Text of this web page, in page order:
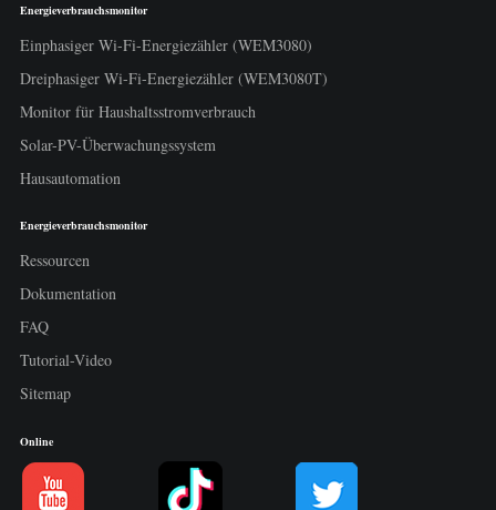
Energieverbrauchsmonitor
Einphasiger Wi-Fi-Energiezähler (WEM3080)
Dreiphasiger Wi-Fi-Energiezähler (WEM3080T)
Monitor für Haushaltsstromverbrauch
Solar-PV-Überwachungssystem
Hausautomation
Energieverbrauchsmonitor
Ressourcen
Dokumentation
FAQ
Tutorial-Video
Sitemap
Online